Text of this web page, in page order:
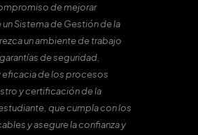
de mejorar
Sistema de Gestión de la
un ambiente de trabajo
de seguridad,
eficacia de los procesos
y certificación de la
que cumpla con los
y asegure la confianza y